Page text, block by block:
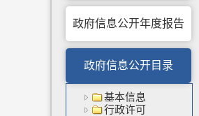
政府信息公开年度报告
政府信息公开目录
基本信息
行政许可